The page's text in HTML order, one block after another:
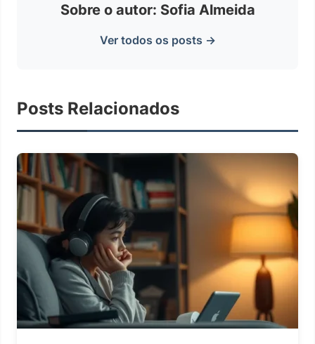
Sobre o autor: Sofia Almeida
Ver todos os posts →
Posts Relacionados